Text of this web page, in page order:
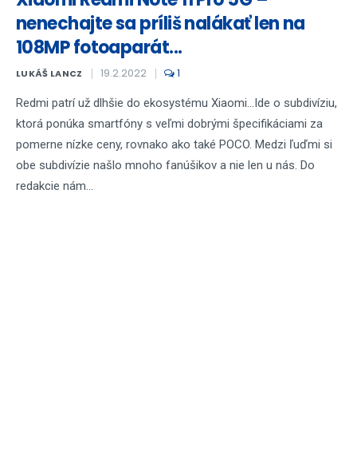
nenechajte sa príliš nalákať len na
108MP fotoaparát...
LUKÁŠ LANCZ 19.2.2022 1
Redmi patrí už dlhšie do ekosystému Xiaomi...Ide o subdivíziu,
ktorá ponúka smartfóny s veľmi dobrými špecifikáciami za
pomerne nízke ceny, rovnako ako také POCO. Medzi ľuďmi si
obe subdivízie našlo mnoho fanúšikov a nie len u nás. Do
redakcie nám...